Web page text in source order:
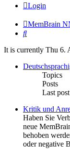
Login
MemBrain
Search
It is currently Thu 6.
Topics
Posts
Last post
Kritik und
Haben Sie
neue
behoben
oder negative